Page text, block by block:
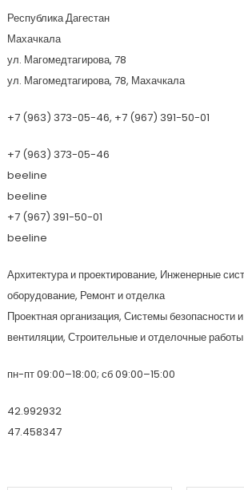
Республика Дагестан
Махачкала
ул. Магомедтагирова, 78
ул. Магомедтагирова, 78, Махачкала
+7 (963) 373-05-46, +7 (967) 391-50-01
+7 (963) 373-05-46
beeline
beeline
+7 (967) 391-50-01
beeline
Архитектура и проектирование, Инженерные
оборудование, Ремонт и отделка
Проектная организация, Системы безопасности
вентиляции, Строительные и отделочные работы
пн-пт 09:00–18:00; сб 09:00–15:00
42.992932
47.458347